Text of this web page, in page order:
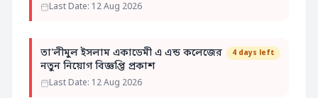
Last Date: 12 Aug 2026
তা'লীমুল ইসলাম একাডেমী এ এন্ড কলেজের
নতুন নিয়োগ বিজ্ঞপ্তি প্রকাশ
4 days left
Last Date: 12 Aug 2026